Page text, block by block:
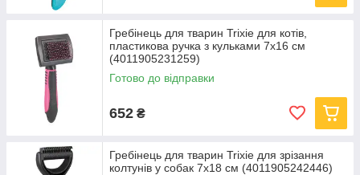
Гребінець для тварин Trixie для котів,
пластикова ручка з кульками 7x16 см
(4011905231259)
Готово до відправки
652 ₴
Гребінець для тварин Trixie для зрізання
колтунів у собак 7х18 см (4011905242446)